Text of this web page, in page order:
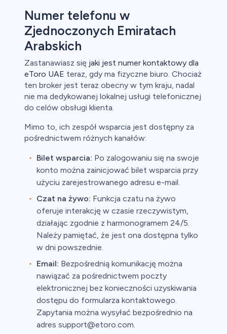
Numer telefonu w
Zjednoczonych Emiratach
Arabskich
Zastanawiasz się jaki jest numer kontaktowy dla
eToro UAE teraz, gdy ma fizyczne biuro. Chociaż
ten broker jest teraz obecny w tym kraju, nadal
nie ma dedykowanej lokalnej usługi telefonicznej
do celów obsługi klienta.
Mimo to, ich zespół wsparcia jest dostępny za
pośrednictwem różnych kanałów:
Bilet wsparcia: Po zalogowaniu się na swoje
konto można zainicjować bilet wsparcia przy
użyciu zarejestrowanego adresu e-mail.
Czat na żywo: Funkcja czatu na żywo
oferuje interakcję w czasie rzeczywistym,
działając zgodnie z harmonogramem 24/5.
Należy pamiętać, że jest ona dostępna tylko
w dni powszednie.
Email: Bezpośrednią komunikację można
nawiązać za pośrednictwem poczty
elektronicznej bez konieczności uzyskiwania
dostępu do formularza kontaktowego.
Zapytania można wysyłać bezpośrednio na
adres support@etoro.com.